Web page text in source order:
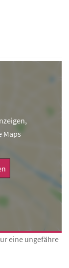
Maps
eine ungefähre